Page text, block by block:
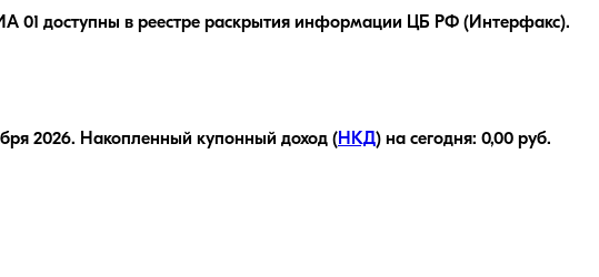
01 доступны в реестре раскрытия информации ЦБ РФ (Интерфакс).
2026. Накопленный купонный доход (НКД) на сегодня: 0,00 руб.